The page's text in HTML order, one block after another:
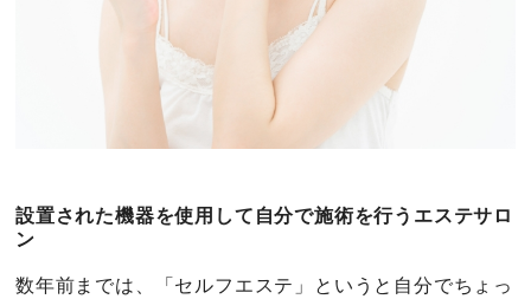
設置された機器を使用して自分で施術を行うエステサロ
ン
数年前までは、「セルフエステ」というと自分でちょっ